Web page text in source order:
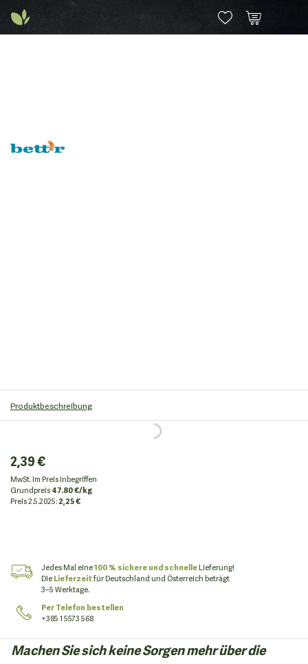
Produktbeschreibung
2,39 €
MwSt. im Preis inbegriffen
Grundpreis47.80 €/kg
Preis2.5.2025:2,25 €
Jedes Mal eine100 % sichere und schnelleLieferung!
DieLieferzeitfür Deutschland und Österreich beträgt
3–5 Werktage.
Per Telefon bestellen
+385 1 5573 568
Machen Sie sich keine Sorgen mehr über die